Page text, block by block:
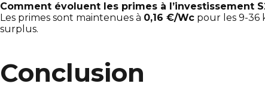
Comment évoluent les primes à l’investissement
Les primes sont maintenues à 0,16 €/Wc pour les 9-36
surplus.
Conclusion